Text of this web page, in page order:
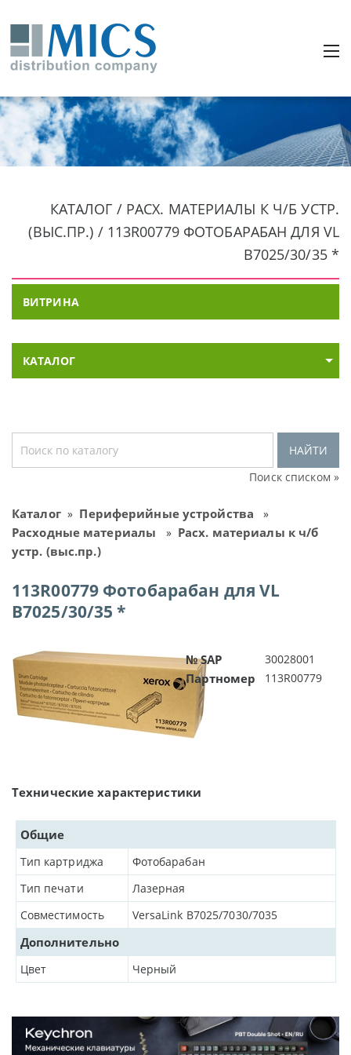
КАТАЛОГ / РАСХ. МАТЕРИАЛЫ К Ч/Б УСТР.
(ВЫС.ПР.) / 113R00779 ФОТОБАРАБАН ДЛЯ VL
B7025/30/35 *
ВИТРИНА
КАТАЛОГ
НАЙТИ
Поиск списком »
Каталог» Периферийные устройства »
Расходные материалы » Расх. материалы к ч/б
устр. (выс.пр.)
113R00779 Фотобарабан для VL
B7025/30/35 *
№ SAP 30028001
Партномер 113R00779
Технические характеристики
Общие
Тип картриджа
Фотобарабан
Тип печати
Лазерная
Совместимость
VersaLink B7025/7030/7035
Дополнительно
Цвет Черный